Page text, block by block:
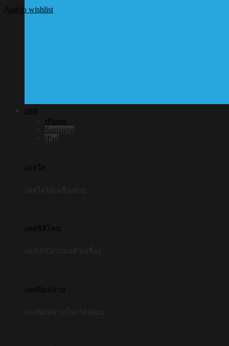
เคส
iPhone
Samsung
iPad
เคสใส
เคสซิลิโคน
เคสพิมพ์ลาย
Add to wishlist